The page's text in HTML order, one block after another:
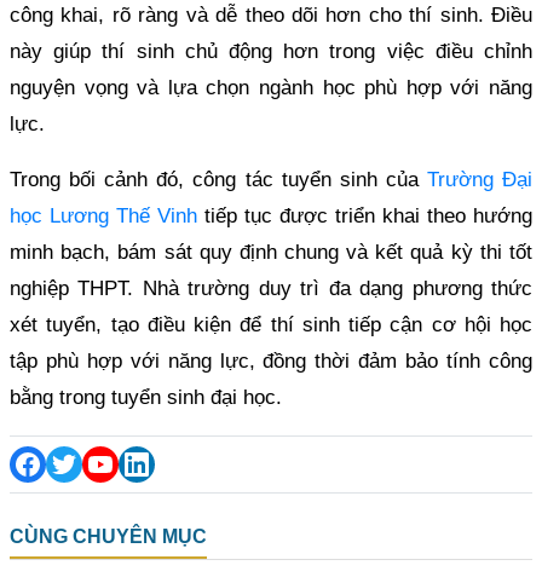
công khai, rõ ràng và dễ theo dõi hơn cho thí sinh. Điều
này giúp thí sinh chủ động hơn trong việc điều chỉnh
nguyện vọng và lựa chọn ngành học phù hợp với năng
lực.
Trong bối cảnh đó, công tác tuyển sinh của Trường Đại
học Lương Thế Vinh tiếp tục được triển khai theo hướng
minh bạch, bám sát quy định chung và kết quả kỳ thi tốt
nghiệp THPT. Nhà trường duy trì đa dạng phương thức
xét tuyển, tạo điều kiện để thí sinh tiếp cận cơ hội học
tập phù hợp với năng lực, đồng thời đảm bảo tính công
bằng trong tuyển sinh đại học.
CÙNG CHUYÊN MỤC